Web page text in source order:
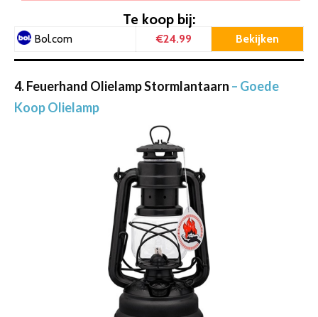
Te koop bij:
Bol.com €24.99 Bekijken
4. Feuerhand Olielamp Stormlantaarn – Goede
Koop Olielamp